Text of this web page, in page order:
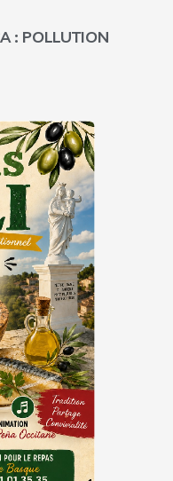
: POLLUTION